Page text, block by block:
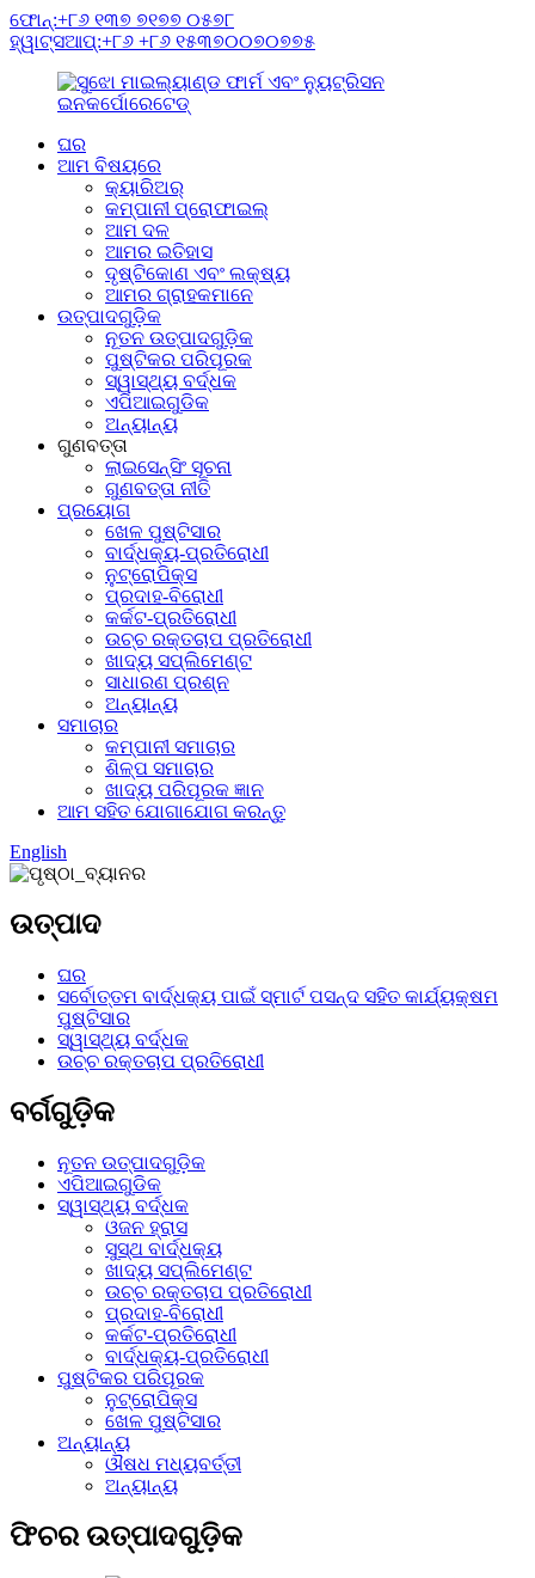
ଫୋନ୍:+୮୬ ୧୩୭ ୭୧୭୭ ୦୫୭୮
ହ୍ୱାଟ୍ସଆପ୍:+୮୬ +୮୬ ୧୫୩୭୦୦୭୦୭୭୫
ଘର
ଆମ ବିଷୟରେ
କ୍ୟାରିଅର୍
କମ୍ପାନୀ ପ୍ରୋଫାଇଲ୍
ଆମ ଦଳ
ଆମର ଇତିହାସ
ଦୃଷ୍ଟିକୋଣ ଏବଂ ଲକ୍ଷ୍ୟ
ଆମର ଗ୍ରାହକମାନେ
ଉତ୍ପାଦଗୁଡ଼ିକ
ନୂତନ ଉତ୍ପାଦଗୁଡ଼ିକ
ପୁଷ୍ଟିକର ପରିପୂରକ
ସ୍ୱାସ୍ଥ୍ୟ ବର୍ଦ୍ଧକ
ଏପିଆଇଗୁଡିକ
ଅନ୍ୟାନ୍ୟ
ଗୁଣବତ୍ତା
ଲାଇସେନ୍ସିଂ ସୂଚନା
ଗୁଣବତ୍ତା ନୀତି
ପ୍ରୟୋଗ
ଖେଳ ପୁଷ୍ଟିସାର
ବାର୍ଦ୍ଧକ୍ୟ-ପ୍ରତିରୋଧୀ
ନୁଟ୍ରୋପିକ୍ସ
ପ୍ରଦାହ-ବିରୋଧୀ
କର୍କଟ-ପ୍ରତିରୋଧୀ
ଉଚ୍ଚ ରକ୍ତଚାପ ପ୍ରତିରୋଧୀ
ଖାଦ୍ୟ ସପ୍ଲିମେଣ୍ଟ
ସାଧାରଣ ପ୍ରଶ୍ନ
ଅନ୍ୟାନ୍ୟ
ସମାଚାର
କମ୍ପାନୀ ସମାଚାର
ଶିଳ୍ପ ସମାଚାର
ଖାଦ୍ୟ ପରିପୂରକ ଜ୍ଞାନ
ଆମ ସହିତ ଯୋଗାଯୋଗ କରନ୍ତୁ
English
ଉତ୍ପାଦ
ଘର
ସର୍ବୋତ୍ତମ ବାର୍ଦ୍ଧକ୍ୟ ପାଇଁ ସ୍ମାର୍ଟ ପସନ୍ଦ ସହିତ କାର୍ଯ୍ୟକ୍ଷମ
ପୁଷ୍ଟିସାର
ସ୍ୱାସ୍ଥ୍ୟ ବର୍ଦ୍ଧକ
ଉଚ୍ଚ ରକ୍ତଚାପ ପ୍ରତିରୋଧୀ
ବର୍ଗଗୁଡ଼ିକ
ନୂତନ ଉତ୍ପାଦଗୁଡ଼ିକ
ଏପିଆଇଗୁଡିକ
ସ୍ୱାସ୍ଥ୍ୟ ବର୍ଦ୍ଧକ
ଓଜନ ହ୍ରାସ
ସୁସ୍ଥ ବାର୍ଦ୍ଧକ୍ୟ
ଖାଦ୍ୟ ସପ୍ଲିମେଣ୍ଟ
ଉଚ୍ଚ ରକ୍ତଚାପ ପ୍ରତିରୋଧୀ
ପ୍ରଦାହ-ବିରୋଧୀ
କର୍କଟ-ପ୍ରତିରୋଧୀ
ବାର୍ଦ୍ଧକ୍ୟ-ପ୍ରତିରୋଧୀ
ପୁଷ୍ଟିକର ପରିପୂରକ
ନୁଟ୍ରୋପିକ୍ସ
ଖେଳ ପୁଷ୍ଟିସାର
ଅନ୍ୟାନ୍ୟ
ଔଷଧ ମଧ୍ୟବର୍ତ୍ତୀ
ଅନ୍ୟାନ୍ୟ
ଫିଚର ଉତ୍ପାଦଗୁଡ଼ିକ